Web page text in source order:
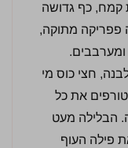
קערה 2 כוסות קמח, כף גדושה
פפריקה מתוקה,
לבנה, חצי כוס מי
את כל
הבלילה מעט
פילה העוף